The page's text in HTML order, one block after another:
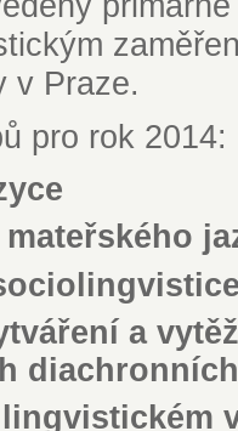
v Praze.
pro rok 2014:
a